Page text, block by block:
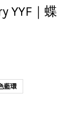
YYF｜蝶
藍環